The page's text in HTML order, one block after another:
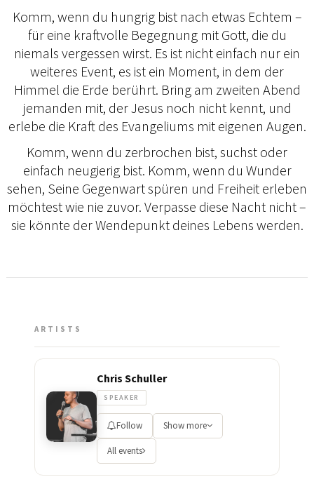
Komm, wenn du hungrig bist nach etwas Echtem –
für eine kraftvolle Begegnung mit Gott, die du
niemals vergessen wirst. Es ist nicht einfach nur ein
weiteres Event, es ist ein Moment, in dem der
Himmel die Erde berührt. Bring am zweiten Abend
jemanden mit, der Jesus noch nicht kennt, und
erlebe die Kraft des Evangeliums mit eigenen Augen.
Komm, wenn du zerbrochen bist, suchst oder
einfach neugierig bist. Komm, wenn du Wunder
sehen, Seine Gegenwart spüren und Freiheit erleben
möchtest wie nie zuvor. Verpasse diese Nacht nicht –
sie könnte der Wendepunkt deines Lebens werden.
ARTISTS
Chris Schuller
SPEAKER
Follow Show more
All events